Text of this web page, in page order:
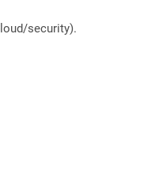
security).